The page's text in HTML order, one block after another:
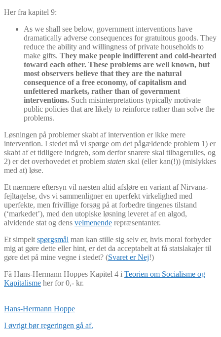
Her fra kapitel 9:
As we shall see below, government interventions have
dramatically adverse consequences for gratuitous goods. They
reduce the ability and willingness of private households to
make gifts. They make people indifferent and cold-hearted
toward each other. These problems are well known, but
most observers believe that they are the natural
consequence of a free economy, of capitalism and
unfettered markets, rather than of government
interventions. Such misinterpretations typically motivate
public policies that are likely to reinforce rather than solve the
problems.
Løsningen på problemer skabt af intervention er ikke mere
intervention. I stedet må vi spørge om det pågældende problem 1) er
skabt af et tidligere indgreb, som derfor snarere skal tilbagerulles, og
2) er det overhovedet et problem staten skal (eller kan(!)) (mislykkes
med at) løse.
Et nærmere eftersyn vil næsten altid afsløre en variant af Nirvana-
fejltagelse, dvs vi sammenligner en uperfekt virkelighed med
uperfekte, men frivillige forsøg på at forbedre tingenes tilstand
(‘markedet’), med den utopiske løsning leveret af en algod,
alvidende stat og dens velmenende repræsentanter.
Et simpelt spørgsmål man kan stille sig selv er, hvis moral forbyder
mig at gøre dette eller hint, er det da acceptabelt at få statslakajer til
gøre det på mine vegne i stedet? (Svaret er Nej!)
Få Hans-Hermann Hoppes Kapitel 4 i Teorien om Socialisme og
Kapitalisme her for 0,- kr.
Hans-Hermann Hoppe
I øvrigt bør regeringen gå af.